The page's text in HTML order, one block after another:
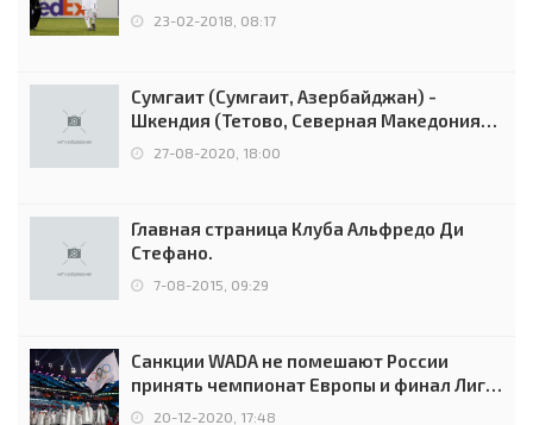
Россией
23-02-2018, 08:17
Сумгаит (Сумгаит, Азербайджан) -
Шкендия (Тетово, Северная Македония) -
0:2 (0:0)
27-08-2020, 18:00
Главная страница Клуба Альфредо Ди
Стефано.
7-08-2015, 09:29
Санкции WADA не помешают России
принять чемпионат Европы и финал Лиги
чемпионов.
20-12-2020, 17:48